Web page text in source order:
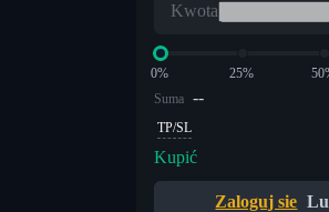
Kwota
0% 25%
Suma --
TP/SL
Kupić
Zaloguj sie